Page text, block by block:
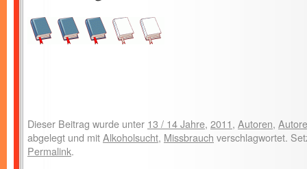
Dieser Beitrag wurde unter 13 / 14 Jahre, 2011, Autoren,
abgelegt und mitAlkoholsucht, Missbrauch verschlagwortet.
Permalink.